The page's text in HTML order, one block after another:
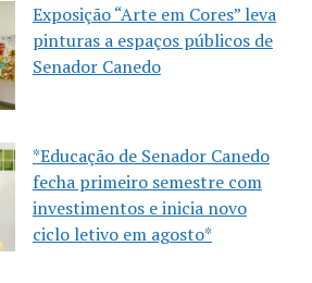
Exposição “Arte em Cores” leva
pinturas a espaços públicos de
Senador Canedo
*Educação de Senador Canedo
fecha primeiro semestre com
investimentos e inicia novo
ciclo letivo em agosto*